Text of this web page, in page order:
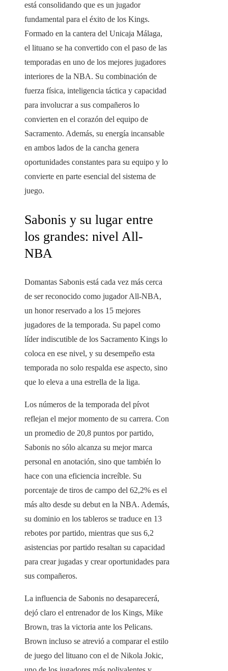
está consolidando que es un jugador
fundamental para el éxito de los Kings.
Formado en la cantera del Unicaja Málaga,
el lituano se ha convertido con el paso de las
temporadas en uno de los mejores jugadores
interiores de la NBA. Su combinación de
fuerza física, inteligencia táctica y capacidad
para involucrar a sus compañeros lo
convierten en el corazón del equipo de
Sacramento. Además, su energía incansable
en ambos lados de la cancha genera
oportunidades constantes para su equipo y lo
convierte en parte esencial del sistema de
juego.
Sabonis y su lugar entre
los grandes: nivel All-
NBA
Domantas Sabonis está cada vez más cerca
de ser reconocido como jugador All-NBA,
un honor reservado a los 15 mejores
jugadores de la temporada. Su papel como
líder indiscutible de los Sacramento Kings lo
coloca en ese nivel, y su desempeño esta
temporada no solo respalda ese aspecto, sino
que lo eleva a una estrella de la liga.
Los números de la temporada del pívot
reflejan el mejor momento de su carrera. Con
un promedio de 20,8 puntos por partido,
Sabonis no sólo alcanza su mejor marca
personal en anotación, sino que también lo
hace con una eficiencia increíble. Su
porcentaje de tiros de campo del 62,2% es el
más alto desde su debut en la NBA. Además,
su dominio en los tableros se traduce en 13
rebotes por partido, mientras que sus 6,2
asistencias por partido resaltan su capacidad
para crear jugadas y crear oportunidades para
sus compañeros.
La influencia de Sabonis no desaparecerá,
dejó claro el entrenador de los Kings, Mike
Brown, tras la victoria ante los Pelicans.
Brown incluso se atrevió a comparar el estilo
de juego del lituano con el de Nikola Jokic,